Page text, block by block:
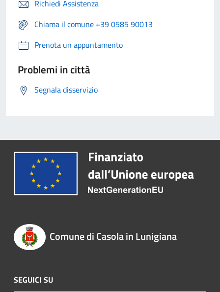
Richiedi Assistenza
Chiama il comune +39 0585 90013
Prenota un appuntamento
Problemi in città
Segnala disservizio
Comune di Casola in Lunigiana
SEGUICI SU